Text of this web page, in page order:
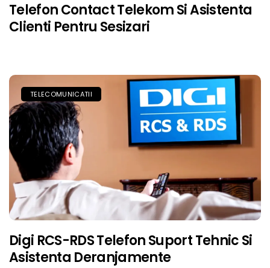
Telefon Contact Telekom Si Asistenta
Clienti Pentru Sesizari
TELECOMUNICATII
Digi RCS-RDS Telefon Suport Tehnic Si
Asistenta Deranjamente